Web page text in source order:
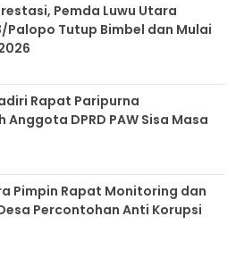
Pemda Luwu Utara
Palopo Tutup Bimbel dan Mulai
Rapat Paripurna
DPRD PAW Sisa Masa
Pimpin Rapat Monitoring dan
Percontohan Anti Korupsi